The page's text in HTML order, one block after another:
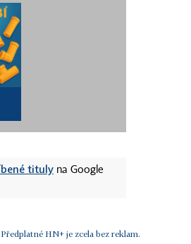
tituly na Google
Předplatné HN+ je zcela bez reklam.